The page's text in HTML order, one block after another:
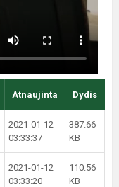
Atnaujinta Dydis
2021-01-12
03:33:37
387.66
KB
2021-01-12
03:33:20
110.56
KB